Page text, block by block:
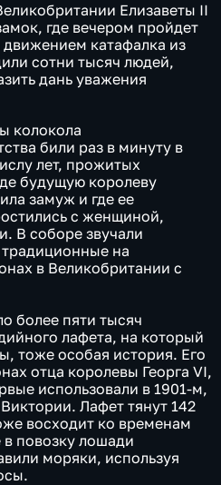
Елизаветы II
где вечером пройдет
катафалка из
сотни тысяч людей,
дань уважения
колокола
били раз в минуту в
лет, прожитых
будущую королеву
замуж и где ее
с женщиной,
В соборе звучали
на
в Великобритании с
более пяти тысяч
лафета, на который
тоже особая история. Его
отца королевы Георга VI,
использовали в 1901-м,
Лафет тянут 142
восходит ко временам
повозку лошади
моряки, используя